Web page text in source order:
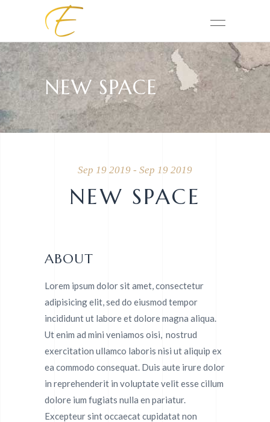
NEW SPACE
Sep 19 2019 - Sep 19 2019
NEW SPACE
ABOUT
Lorem ipsum dolor sit amet, consectetur
adipisicing elit, sed do eiusmod tempor
incididunt ut labore et dolore magna aliqua.
Ut enim ad mini veniamos oisi, nostrud
exercitation ullamco laboris nisi ut aliquip ex
ea commodo consequat. Duis aute irure dolor
in reprehenderit in voluptate velit esse cillum
dolore ium fugiats nulla en pariatur.
Excepteur sint occaecat cupidatat non